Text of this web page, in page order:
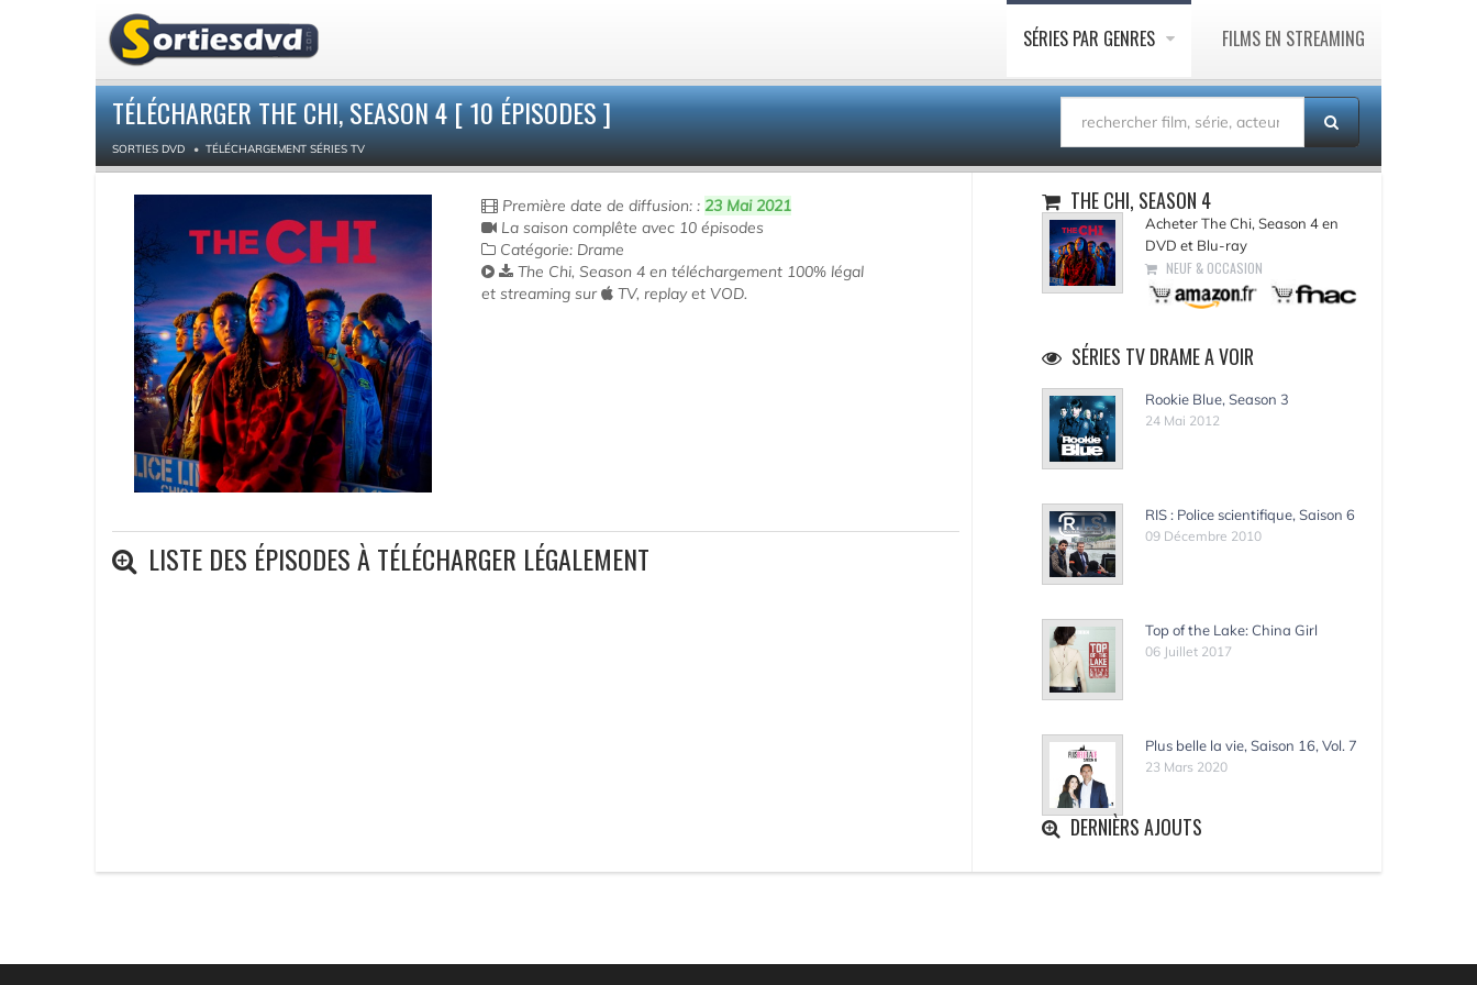
SÉRIES PAR GENRES FILMS EN STREAMING
TÉLÉCHARGER THE CHI, SEASON 4 [ 10 ÉPISODES ]
SORTIES DVD TÉLÉCHARGEMENT SÉRIES TV
Première date de diffusion: : 23 Mai 2021
La saison complête avec 10 épisodes
Catégorie: Drame
The Chi, Season 4 en téléchargement 100% légal
et streaming sur
TV, replay et VOD.
LISTE DES ÉPISODES À TÉLÉCHARGER LÉGALEMENT
THE CHI, SEASON 4
Acheter The Chi, Season 4 en
DVD et Blu-ray
NEUF & OCCASION
SÉRIES TV DRAME A VOIR
Rookie Blue, Season 3
24 Mai 2012
RIS : Police scientifique, Saison 6
09 Décembre 2010
Top of the Lake: China Girl
06 Juillet 2017
Plus belle la vie, Saison 16, Vol. 7
23 Mars 2020
DERNIÈRS AJOUTS